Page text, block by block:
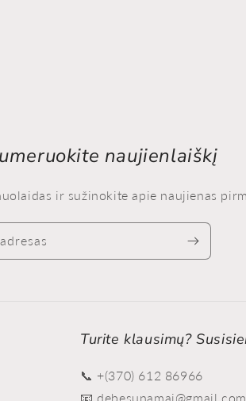
naujienlaiškį
ir sužinokite apie naujienas
Turite klausimų?
📞 +(370) 612 86966
📧 debesunamai@gmail.com